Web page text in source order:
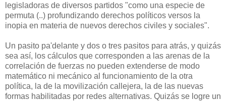
legisladoras de diversos partidos "como una especie de
permuta (..) profundizando derechos políticos versos la
inopia en materia de nuevos derechos civiles y sociales".
Un pasito pa'delante y dos o tres pasitos para atrás, y quizás
sea así, los cálculos que corresponden a las arenas de la
correlación de fuerzas no pueden extenderse de modo
matemático ni mecánico al funcionamiento de la otra
política, la de la movilización callejera, la de las nuevas
formas habilitadas por redes alternativas. Quizás se logre un